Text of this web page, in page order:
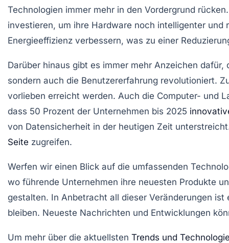
Technologien immer mehr in den Vordergrund
investieren, um ihre Hardware noch intelligenter
Energieeffizienz verbessern, was zu einer
Darüber hinaus gibt es immer mehr Anzeichen
sondern auch die Benutzererfahrung revolutioniert.
vorlieben erreicht werden. Auch die Computer- und
dass 50 Prozent der Unternehmen bis 2025
von Datensicherheit in der heutigen Zeit
Seite zugreifen.
Werfen wir einen Blick auf die umfassenden
wo führende Unternehmen ihre neuesten Produkte
gestalten. In Anbetracht all dieser Veränderungen
bleiben. Neueste Nachrichten und Entwicklungen
Um mehr über die aktuellsten Trends und